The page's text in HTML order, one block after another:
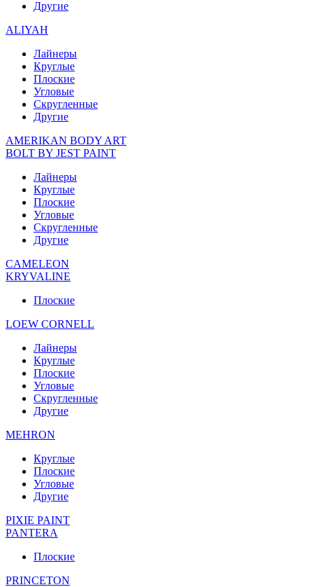
Другие
ALIYAH
Лайнеры
Круглые
Плоские
Угловые
Скругленные
Другие
AMERIKAN BODY ART
BOLT BY JEST PAINT
Лайнеры
Круглые
Плоские
Угловые
Скругленные
Другие
CAMELEON
KRYVALINE
Плоские
LOEW CORNELL
Лайнеры
Круглые
Плоские
Угловые
Скругленные
Другие
MEHRON
Круглые
Плоские
Угловые
Другие
PIXIE PAINT
PANTERA
Плоские
PRINCETON